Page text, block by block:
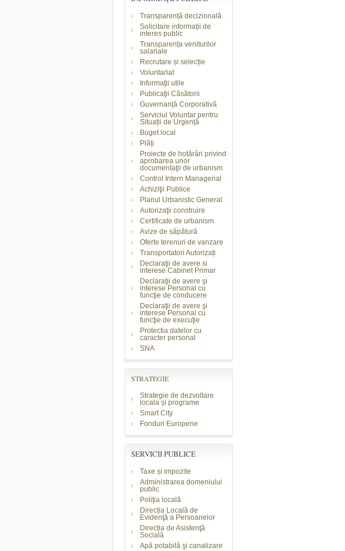
Transparență decizională
Solicitare informații de
interes public
Transparența veniturilor
salariale
Recrutare și selecție
Voluntariat
Informaţii utile
Publicaţii Căsătorii
Guvernanță Corporativă
Serviciul Voluntar pentru
Situații de Urgență
Buget local
Plăți
Proiecte de hotărâri privind
aprobarea unor
documentaţii de urbanism
Control Intern Managerial
Achiziţii Publice
Planul Urbanistic General
Autorizaţii construire
Certificate de urbanism
Avize de săpătură
Oferte terenuri de vanzare
Transportatori Autorizați
Declaraţii de avere si
interese Cabinet Primar
Declaraţii de avere şi
interese Personal cu
funcţie de conducere
Declaraţii de avere şi
interese Personal cu
funcţie de execuţie
Protectia datelor cu
caracter personal
SNA
STRATEGIE
Strategie de dezvoltare
locala și programe
Smart City
Fonduri Europene
SERVICII PUBLICE
Taxe și impozite
Administrarea domeniului
public
Poliţia locală
Direcția Locală de
Evidenţă a Persoanelor
Direcția de Asistenţă
Socială
Apă potabilă şi canalizare